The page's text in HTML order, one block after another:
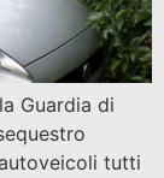
Guardia di
tutti